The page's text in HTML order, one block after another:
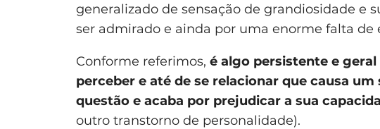
generalizado de sensação de grandiosidade e
ser admirado e ainda por uma enorme falta de
Conforme referimos, é algo persistente e
perceber e até de se relacionar que causa
questão e acaba por prejudicar a sua
outro transtorno de personalidade).